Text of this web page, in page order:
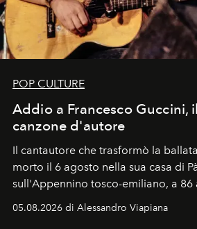
POP CULTURE
Addio a Francesco Guccini,
canzone d'autore
Il cantautore che trasformò la
morto il 6 agosto nella sua casa di
sull'Appennino tosco-emiliano, a 86
05.08.2026 di Alessandro Viapiana